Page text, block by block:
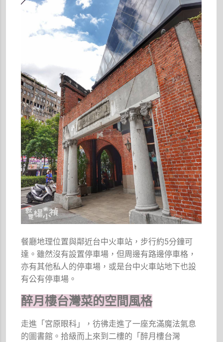
餐廳地理位置與鄰近台中火車站，步行約5分鐘可
達。雖然沒有設置停車場，但周邊有路邊停車格，
亦有其他私人的停車場，或是台中火車站地下也設
有公有停車場。
醉月樓台灣菜的空間風格
走進「宮原眼科」，彷彿走進了一座充滿魔法氣息
的圖書館。拾級而上來到二樓的「醉月樓台灣